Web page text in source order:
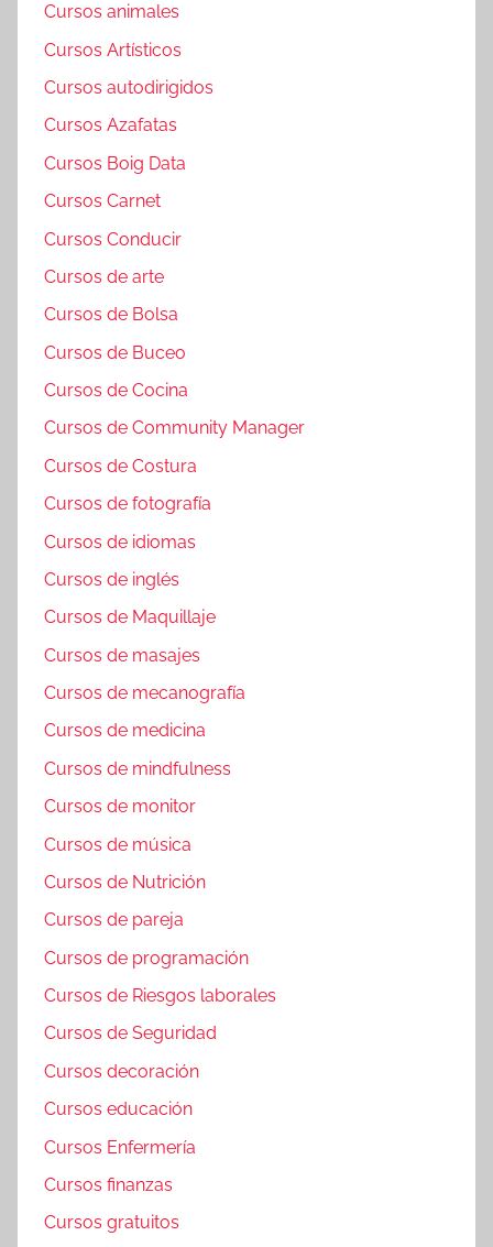
Cursos animales
Cursos Artísticos
Cursos autodirigidos
Cursos Azafatas
Cursos Boig Data
Cursos Carnet
Cursos Conducir
Cursos de arte
Cursos de Bolsa
Cursos de Buceo
Cursos de Cocina
Cursos de Community Manager
Cursos de Costura
Cursos de fotografía
Cursos de idiomas
Cursos de inglés
Cursos de Maquillaje
Cursos de masajes
Cursos de mecanografía
Cursos de medicina
Cursos de mindfulness
Cursos de monitor
Cursos de música
Cursos de Nutrición
Cursos de pareja
Cursos de programación
Cursos de Riesgos laborales
Cursos de Seguridad
Cursos decoración
Cursos educación
Cursos Enfermería
Cursos finanzas
Cursos gratuitos